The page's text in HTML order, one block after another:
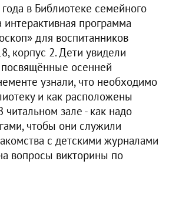
в Библиотеке семейного
программа
для воспитанников
корпус 2. Дети увидели
осенней
узнали, что необходимо
и как расположены
читальном зале - как надо
чтобы они служили
с детскими журналами
вопросы викторины по